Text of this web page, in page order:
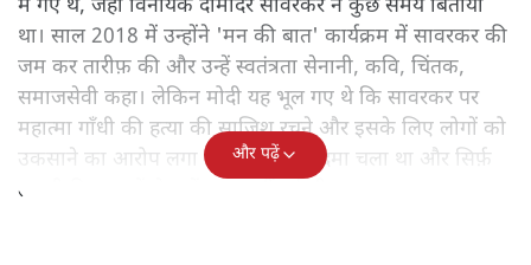
में गए थे, जहां विनायक दामोदर सावरकर ने कुछ समय बिताया
था। साल 2018 में उन्होंने 'मन की बात' कार्यक्रम में सावरकर की
जम कर तारीफ़ की और उन्हें स्वतंत्रता सेनानी, कवि, चिंतक,
समाजसेवी कहा। लेकिन मोदी यह भूल गए थे कि सावरकर पर
महात्मा गाँधी की हत्या की साजिश रचने और इसके लिए लोगों को
उकसाने का आरोप लगा था, उन पर मुक़दमा चला था और सिर्फ़
तकनीकी कारणों से उन्हें सज़ा नहीं हुई थी।
और पढ़ें